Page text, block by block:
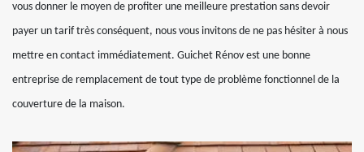
vous donner le moyen de profiter une meilleure prestation sans devoir
payer un tarif très conséquent, nous vous invitons de ne pas hésiter à nous
mettre en contact immédiatement. Guichet Rénov est une bonne
entreprise de remplacement de tout type de problème fonctionnel de la
couverture de la maison.